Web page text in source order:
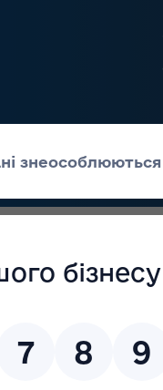
центр
нагляд